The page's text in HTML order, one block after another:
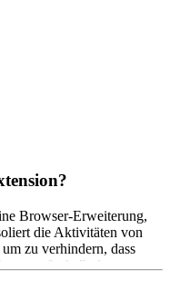
Websites
verhindern. Die Preise
Browser-Erweiterung,
die Aktivitäten von
zu verhindern, dass
außerhalb der
der
Tracking durch Facebook